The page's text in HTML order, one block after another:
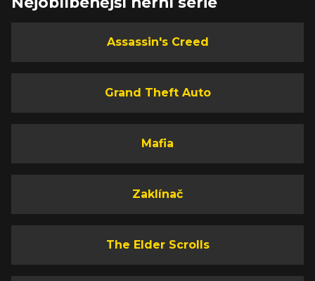
Assassin's Creed
Grand Theft Auto
Mafia
Zaklínač
The Elder Scrolls